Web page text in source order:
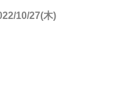
10/27(木)